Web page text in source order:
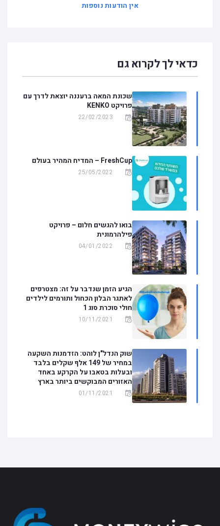
אין הודעות נוספות
כדאי לך לקרוא גם
שכונת המאה ברעננה יוצאת לדרך עם
פרויקט KENKO
22/02/2023
FreshCup – המדיח המהיר בעולם
25/05/2022
בואו להגשים חלום – פרויקט
פילהרמונית
04/01/2022
הגיע הזמן שנדבר על זה: מצטרפים
לאתגר הבלון הכחול ותורמים לילדים
חולי סוכרת סוג 1
10/11/2021
שוק הנדל"ן לוהט: הזדמנות השקעה
במחיר של 149 אלף שקלים בלבד
ובעלות בטאבו על הקרקע באחד
האזורים המבוקשים ביותר בארץ
01/11/2021